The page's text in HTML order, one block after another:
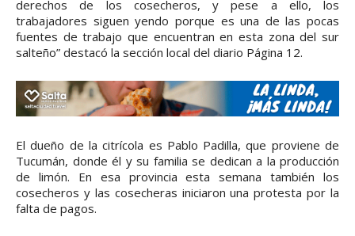
derechos de los cosecheros, y pese a ello, los
trabajadores siguen yendo porque es una de las pocas
fuentes de trabajo que encuentran en esta zona del sur
salteño” destacó la sección local del diario Página 12.
El dueño de la citrícola es Pablo Padilla, que proviene de
Tucumán, donde él y su familia se dedican a la producción
de limón. En esa provincia esta semana también los
cosecheros y las cosecheras iniciaron una protesta por la
falta de pagos.